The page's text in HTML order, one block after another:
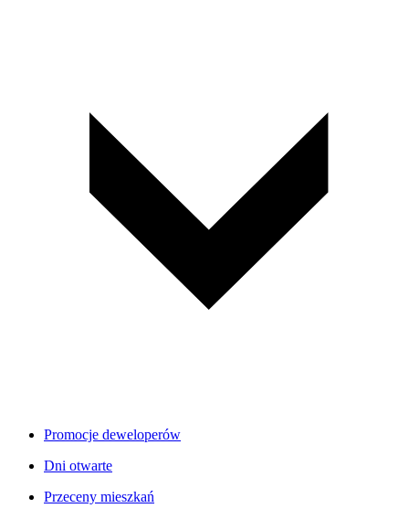
Promocje deweloperów
Dni otwarte
Przeceny mieszkań